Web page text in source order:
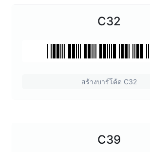
C32
สร้างบาร์โค้ด C32
C39